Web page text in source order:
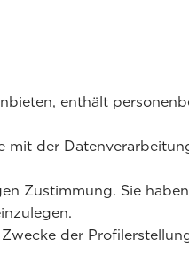
enthält
mit der
Zustimmung. Sie
der